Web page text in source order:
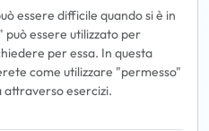
essere difficile quando si è in
essere utilizzato per
per essa. In questa
come utilizzare "permesso"
esercizi.